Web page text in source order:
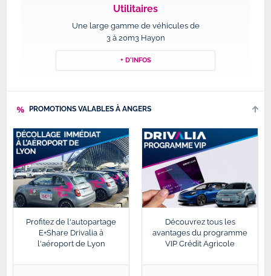
Utilitaires
Une large gamme de véhicules de
3 à 20m3 Hayon
+ D'INFOS
PROMOTIONS VALABLES À ANGERS
Profitez de l'autopartage
E+Share Drivalia à
l'aéroport de Lyon
Découvrez tous les
avantages du programme
VIP Crédit Agricole